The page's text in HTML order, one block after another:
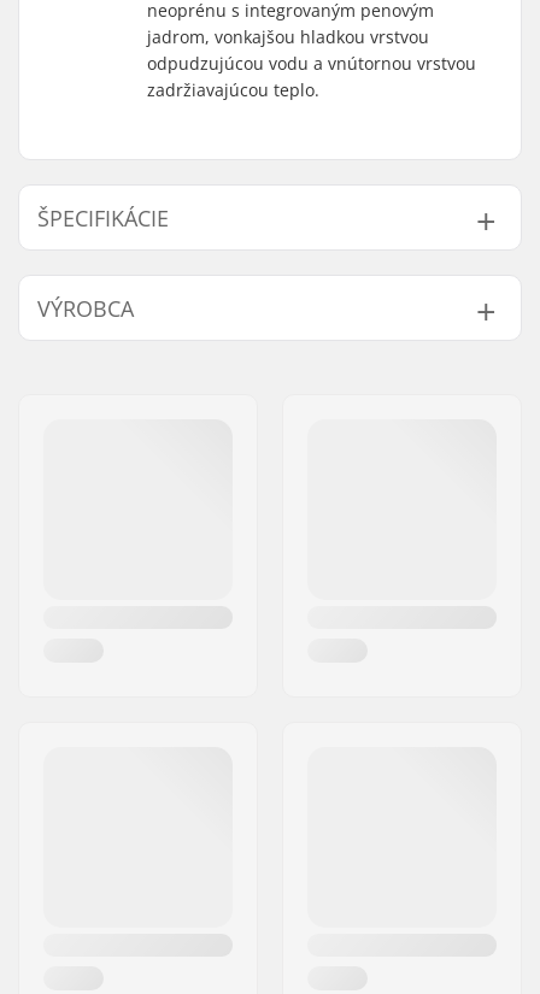
neoprénu s integrovaným penovým
jadrom, vonkajšou hladkou vrstvou
odpudzujúcou vodu a vnútornou vrstvou
zadržiavajúcou teplo.
ŠPECIFIKÁCIE
Hrúbka:
3mm
Aktivita:
Kitesurfing, Surfing,
VÝROBCA